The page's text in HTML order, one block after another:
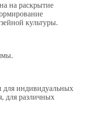
на раскрытие
культуры.
индивидуальных
для различных